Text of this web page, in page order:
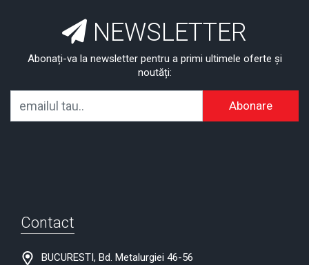
NEWSLETTER
Abonați-va la newsletter pentru a primi ultimele oferte și
noutăți:
Abonare
Contact
BUCURESTI, Bd. Metalurgiei 46-56